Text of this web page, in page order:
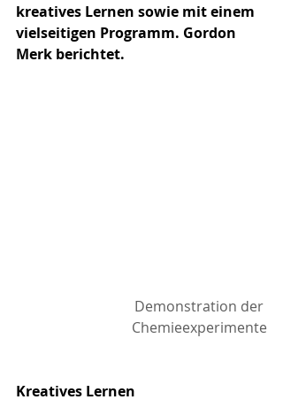
kreatives Lernen sowie mit einem
vielseitigen Programm. Gordon
Merk berichtet.
Demonstration der
Chemieexperimente
Kreatives Lernen